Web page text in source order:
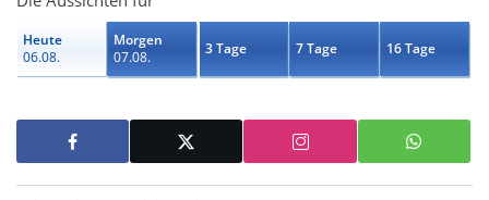
Heute
06.08.
Morgen
07.08.
3 Tage 7 Tage 16 Tage